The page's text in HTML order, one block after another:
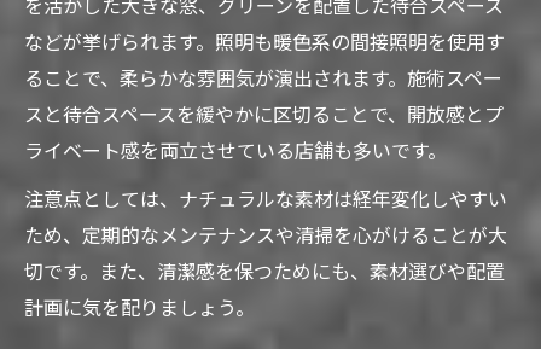
を活かした大きな窓、グリーンを配置した待合スペース
などが挙げられます。照明も暖色系の間接照明を使用す
ることで、柔らかな雰囲気が演出されます。施術スペー
スと待合スペースを緩やかに区切ることで、開放感とプ
ライベート感を両立させている店舗も多いです。
注意点としては、ナチュラルな素材は経年変化しやすい
ため、定期的なメンテナンスや清掃を心がけることが大
切です。また、清潔感を保つためにも、素材選びや配置
計画に気を配りましょう。